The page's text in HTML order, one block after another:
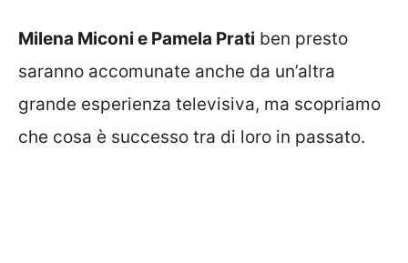
Milena Miconi e Pamela Prati ben presto
saranno accomunate anche da un’altra
grande esperienza televisiva, ma scopriamo
che cosa è successo tra di loro in passato.